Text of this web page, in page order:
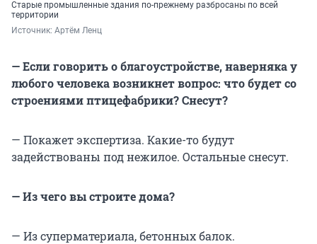
Старые промышленные здания по-прежнему разбросаны по всей
территории
Источник: Артём Ленц
— Если говорить о благоустройстве, наверняка у
любого человека возникнет вопрос: что будет со
строениями птицефабрики? Снесут?
— Покажет экспертиза. Какие-то будут
задействованы под нежилое. Остальные снесут.
— Из чего вы строите дома?
— Из суперматериала, бетонных балок.